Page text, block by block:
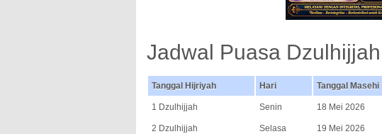
Jadwal Puasa
Tanggal Hijriyah Hari Tanggal Masehi
1 Dzulhijjah Senin 18 Mei 2026
2 Dzulhijjah Selasa 19 Mei 2026